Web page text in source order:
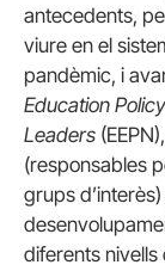
antecedents,
viure en el
pandèmic, i
Education
Leaders
(responsables
grups
diferents nivells